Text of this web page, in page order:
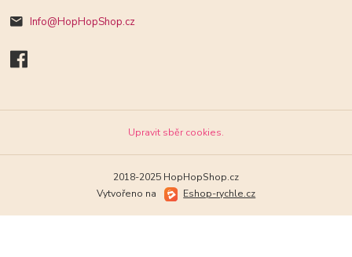
Info@HopHopShop.cz
Upravit sběr cookies.
2018-2025 HopHopShop.cz
Vytvořeno na
Eshop-rychle.cz